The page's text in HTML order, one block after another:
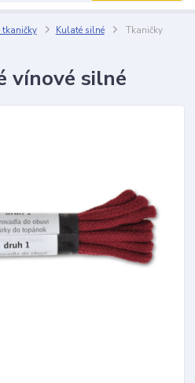
tkaničky Kulaté silné
Tkaničky
vínové silné